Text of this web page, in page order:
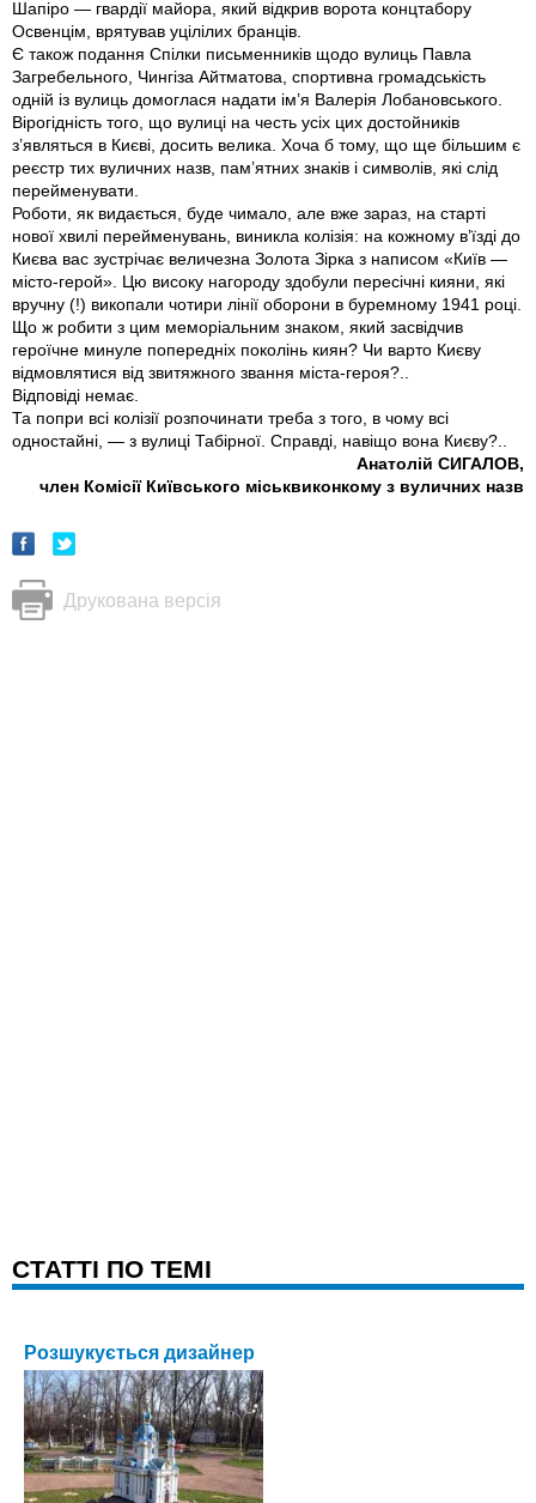
Шапiро — гвардiї майора, який вiдкрив ворота концтабору
Освенцiм, врятував уцiлiлих бранцiв.
Є також подання Спiлки письменникiв щодо вулиць Павла
Загребельного, Чингiза Айтматова, спортивна громадськiсть
однiй iз вулиць домоглася надати iм’я Валерiя Лобановського.
Вiрогiднiсть того, що вулицi на честь усiх цих достойникiв
з’являться в Києвi, досить велика. Хоча б тому, що ще бiльшим є
реєстр тих вуличних назв, пам’ятних знакiв i символiв, якi слiд
перейменувати.
Роботи, як видається, буде чимало, але вже зараз, на стартi
нової хвилі перейменувань, виникла колiзiя: на кожному в’їздi до
Києва вас зустрiчає величезна Золота Зiрка з написом «Київ —
мiсто-герой». Цю високу нагороду здобули пересiчнi кияни, якi
вручну (!) викопали чотири лiнiї оборони в буремному 1941 роцi.
Що ж робити з цим меморiальним знаком, який засвiдчив
героїчне минуле попереднiх поколiнь киян? Чи варто Києву
вiдмовлятися вiд звитяжного звання мiста-героя?..
Вiдповiдi немає.
Та попри всi колiзiї розпочинати треба з того, в чому всi
одностайнi, — з вулицi Табiрної. Справдi, навiщо вона Києву?..
Анатолiй СИГАЛОВ,
член Комiсiї Київського мiськвиконкому з вуличних назв
Друкована версія
CТАТТІ ПО ТЕМІ
Розшукується дизайнер